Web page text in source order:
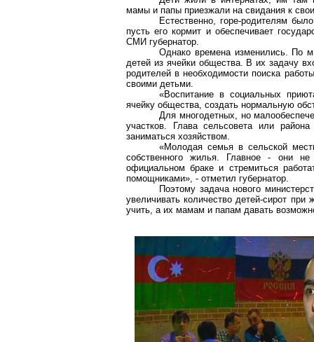
мамы и папы приезжали на свидания к
Естественно, горе-родителям
пусть его кормит и обеспечивает
СМИ губернатор.
Однако времена изменились. По
детей из ячейки общества. В их задачу
родителей в необходимости поиска
своими детьми.
«Воспитание в социальных
ячейку общества, создать нормальную
Для многодетных, но
участков. Глава сельсовета или
заниматься хозяйством.
«Молодая семья в сельской
собственного жилья. Главное - они
официальном браке и стремиться
помощниками», - отметил губернатор.
Поэтому задача нового
увеличивать количество детей-сирот
учить, а их мамам и папам давать